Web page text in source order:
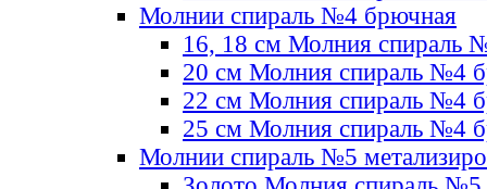
Молнии спираль №4 брючная
16, 18 см Молния спираль
20 см Молния спираль №4
22 см Молния спираль №4
25 см Молния спираль №4
Молнии спираль №5